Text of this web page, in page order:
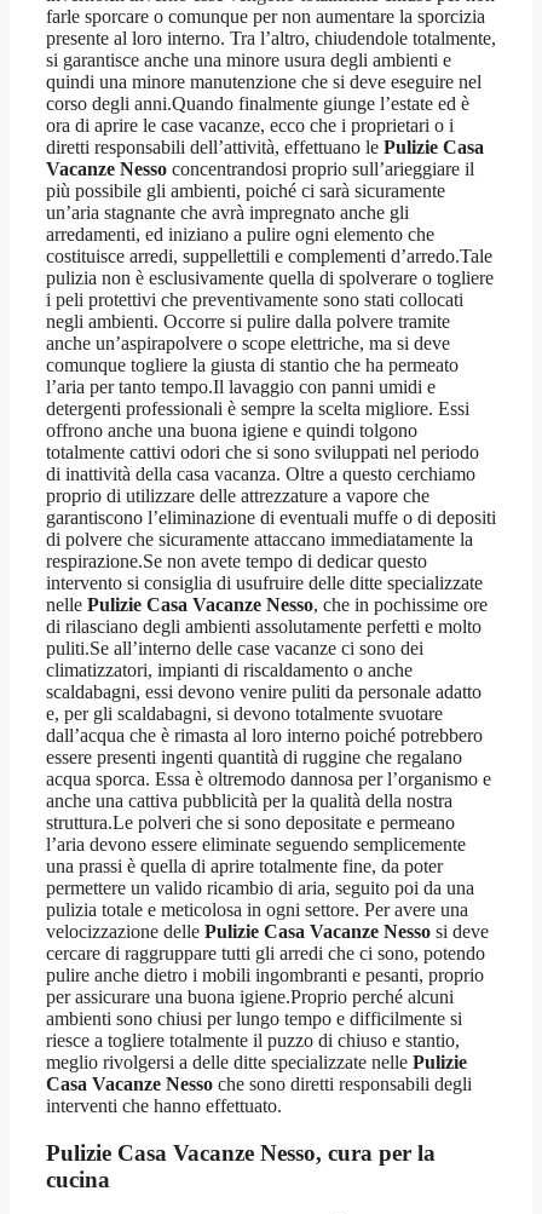
farle sporcare o comunque per non aumentare la sporcizia
presente al loro interno. Tra l’altro, chiudendole totalmente,
si garantisce anche una minore usura degli ambienti e
quindi una minore manutenzione che si deve eseguire nel
corso degli anni.Quando finalmente giunge l’estate ed è
ora di aprire le case vacanze, ecco che i proprietari o i
diretti responsabili dell’attività, effettuano le Pulizie Casa
Vacanze Nesso concentrandosi proprio sull’arieggiare il
più possibile gli ambienti, poiché ci sarà sicuramente
un’aria stagnante che avrà impregnato anche gli
arredamenti, ed iniziano a pulire ogni elemento che
costituisce arredi, suppellettili e complementi d’arredo.Tale
pulizia non è esclusivamente quella di spolverare o togliere
i peli protettivi che preventivamente sono stati collocati
negli ambienti. Occorre si pulire dalla polvere tramite
anche un’aspirapolvere o scope elettriche, ma si deve
comunque togliere la giusta di stantio che ha permeato
l’aria per tanto tempo.Il lavaggio con panni umidi e
detergenti professionali è sempre la scelta migliore. Essi
offrono anche una buona igiene e quindi tolgono
totalmente cattivi odori che si sono sviluppati nel periodo
di inattività della casa vacanza. Oltre a questo cerchiamo
proprio di utilizzare delle attrezzature a vapore che
garantiscono l’eliminazione di eventuali muffe o di depositi
di polvere che sicuramente attaccano immediatamente la
respirazione.Se non avete tempo di dedicar questo
intervento si consiglia di usufruire delle ditte specializzate
nelle Pulizie Casa Vacanze Nesso, che in pochissime ore
di rilasciano degli ambienti assolutamente perfetti e molto
puliti.Se all’interno delle case vacanze ci sono dei
climatizzatori, impianti di riscaldamento o anche
scaldabagni, essi devono venire puliti da personale adatto
e, per gli scaldabagni, si devono totalmente svuotare
dall’acqua che è rimasta al loro interno poiché potrebbero
essere presenti ingenti quantità di ruggine che regalano
acqua sporca. Essa è oltremodo dannosa per l’organismo e
anche una cattiva pubblicità per la qualità della nostra
struttura.Le polveri che si sono depositate e permeano
l’aria devono essere eliminate seguendo semplicemente
una prassi è quella di aprire totalmente fine, da poter
permettere un valido ricambio di aria, seguito poi da una
pulizia totale e meticolosa in ogni settore. Per avere una
velocizzazione delle Pulizie Casa Vacanze Nesso si deve
cercare di raggruppare tutti gli arredi che ci sono, potendo
pulire anche dietro i mobili ingombranti e pesanti, proprio
per assicurare una buona igiene.Proprio perché alcuni
ambienti sono chiusi per lungo tempo e difficilmente si
riesce a togliere totalmente il puzzo di chiuso e stantio,
meglio rivolgersi a delle ditte specializzate nelle Pulizie
Casa Vacanze Nesso che sono diretti responsabili degli
interventi che hanno effettuato.
Pulizie Casa Vacanze Nesso, cura per la
cucina